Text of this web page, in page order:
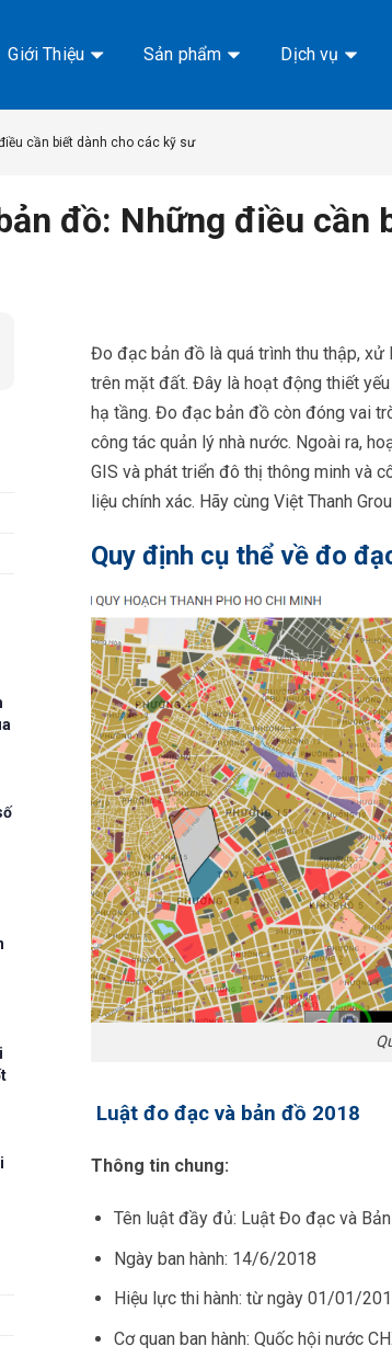
Giới Thiệu Sản phẩm Dịch vụ
cần biết dành cho các kỹ sư
đồ: Những điều cần
Đo đạc bản đồ là quá trình thu thập,
trên mặt đất. Đây là hoạt động thiết
hạ tầng. Đo đạc bản đồ còn đóng vai
công tác quản lý nhà nước. Ngoài ra,
GIS và phát triển đô thị thông minh và
liệu chính xác. Hãy cùng Việt Thanh
Quy định cụ thể về đo
Luật đo đạc và bản đồ 2018
Thông tin chung:
Tên luật đầy đủ: Luật Đo đạc và
Ngày ban hành: 14/6/2018
Hiệu lực thi hành: từ ngày 01/01/
Cơ quan ban hành: Quốc hội nước